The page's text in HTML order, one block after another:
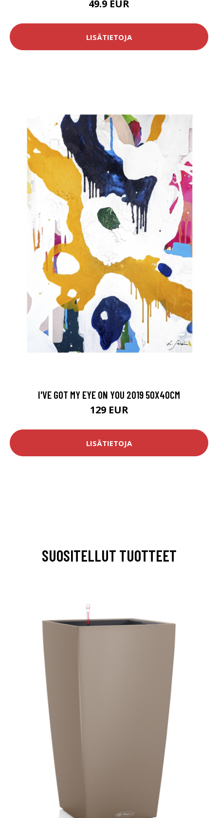
49.9 EUR
LISÄTIETOJA
I'VE GOT MY EYE ON YOU 2019 50X40CM
129 EUR
LISÄTIETOJA
SUOSITELLUT TUOTTEET